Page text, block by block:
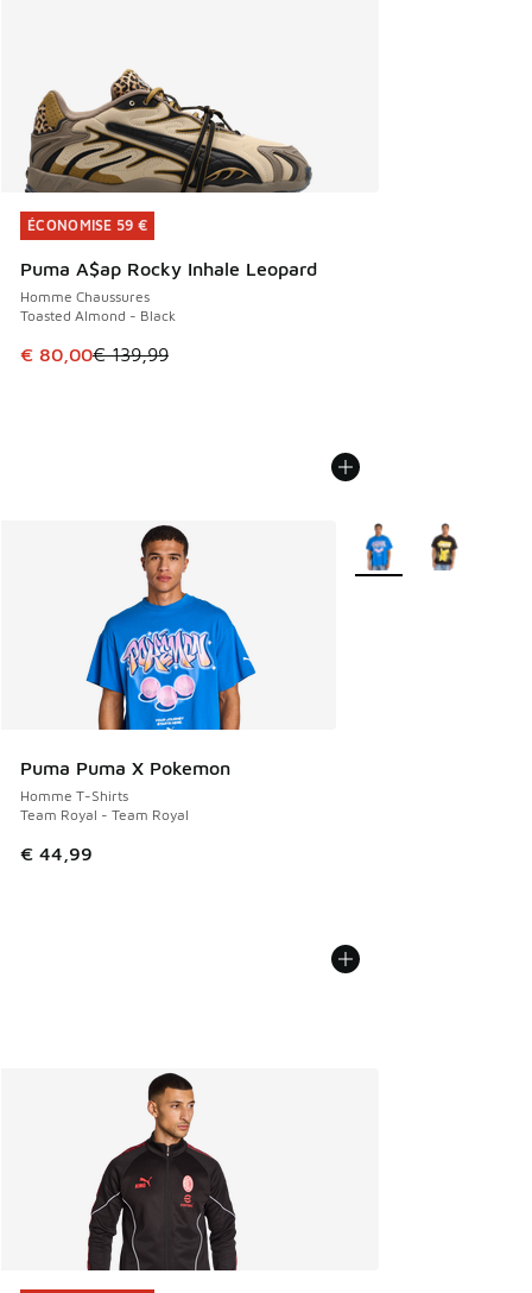
ÉCONOMISE 59 €
Puma A$ap Rocky Inhale Leopard
Homme Chaussures
Toasted Almond - Black
Cet article est en promotion. Prix en baisse de € 139,99 à
€ 80,00€ 139,99
ÉCONOMISE 59 €
Puma Puma X Pokemon
Homme T-Shirts
Team Royal - Team Royal
€ 44,99
Plus de couleurs